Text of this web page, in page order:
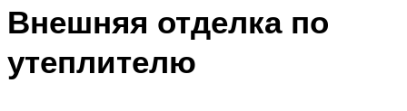
Внешняя отделка по
утеплителю